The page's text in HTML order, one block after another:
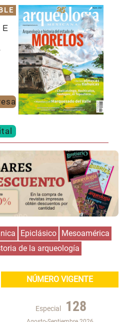
Epiclásico Mesoamérica
de la arqueología
NÚMERO VIGENTE
Especial 128